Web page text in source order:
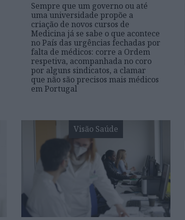
Sempre que um governo ou até
uma universidade propõe a
criação de novos cursos de
Medicina já se sabe o que acontece
no País das urgências fechadas por
falta de médicos: corre a Ordem
respetiva, acompanhada no coro
por alguns sindicatos, a clamar
que não são precisos mais médicos
em Portugal
Visão Saúde